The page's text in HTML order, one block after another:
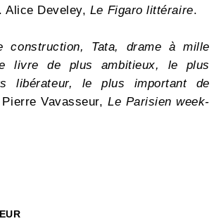
. Alice Develey, Le Figaro littéraire.
construction, Tata, drame à mille
livre de plus ambitieux, le plus
libérateur, le plus important de
Vavasseur, Le Parisien week-